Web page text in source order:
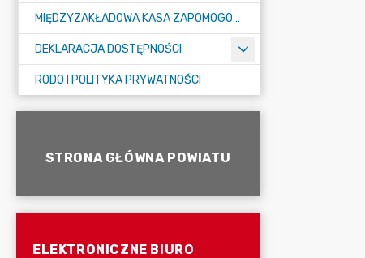
MIĘDZYZAKŁADOWA KASA ZAPOMOGOWO-POŻYCZKOWA
DEKLARACJA DOSTĘPNOŚCI
RODO I POLITYKA PRYWATNOŚCI
STRONA GŁÓWNA POWIATU
ELEKTRONICZNE BIURO